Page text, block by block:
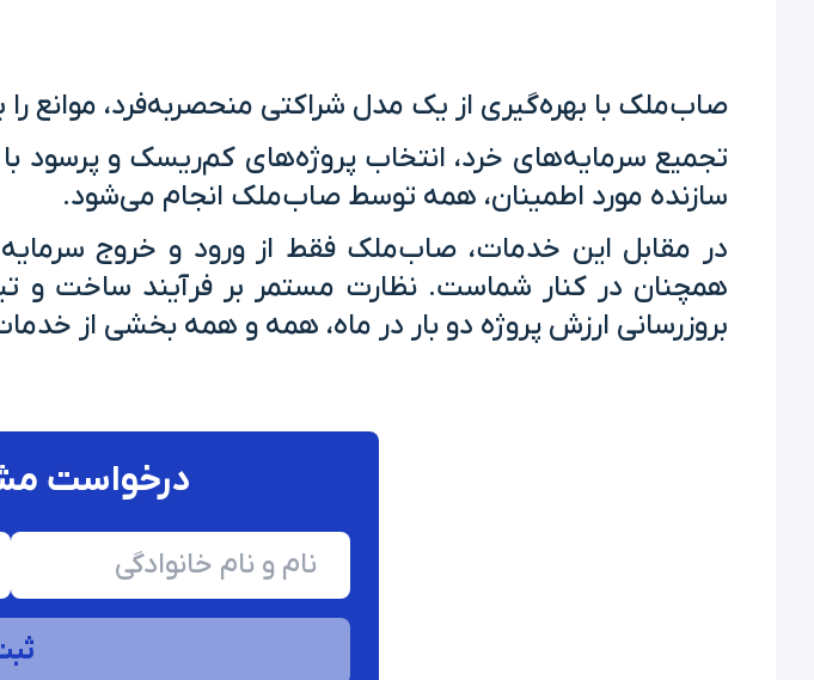
صاب‌ملک با بهره‌گیری از یک مدل شراکتی منحصر‌به‌فرد، موانع
تجمیع سرمایه‌های خرد، انتخاب پروژه‌های کم‌ریسک و پر‌سود
سازنده مورد اطمینان، همه توسط صاب‌ملک انجام می‌شود.
در مقابل این خدمات، صاب‌ملک فقط از ورود و خروج سرمایه
همچنان در کنار شماست. نظارت مستمر بر فرآیند ساخت و
بروزرسانی ارزش پروژه دو بار در ماه، همه و همه بخشی از
درخواست